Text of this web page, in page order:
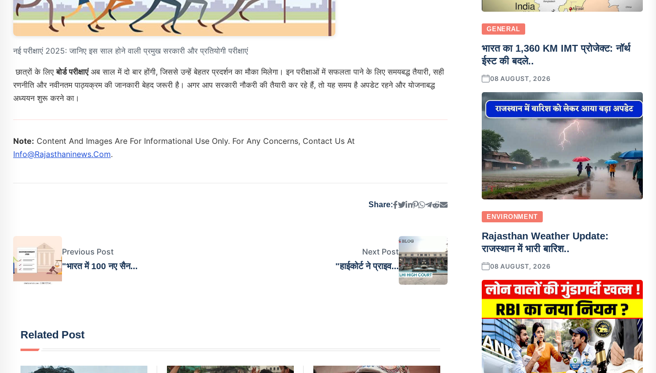
नई परीक्षाएं 2025: जानिए इस साल होने वाली प्रमुख सरकारी और प्रतियोगी परीक्षाएं
छात्रों के लिएबोर्ड परीक्षाएंअब साल में दो बार होंगी, जिससे उन्हें बेहतर प्रदर्शन का मौका मिलेगा। इन परीक्षाओं में सफलता पाने के लिए समयबद्ध तैयारी, सही
रणनीति और नवीनतम पाठ्यक्रम की जानकारी बेहद जरूरी है। अगर आप सरकारी नौकरी की तैयारी कर रहे हैं, तो यह समय है अपडेट रहने और योजनाबद्ध
अध्ययन शुरू करने का।
Note: Content And Images Are For Informational Use Only. For Any Concerns, Contact Us At
Info@rajasthaninews.com.
Share:
Previous Post
"भारत में 100 नए सैन...
Next Post
"हाईकोर्ट ने प्राइव...
Related Post
GENERAL
भारत का 1,360 KM IMT प्रोजेक्ट: नॉर्थ
ईस्ट की बदले..
08 AUGUST, 2026
ENVIRONMENT
Rajasthan Weather Update:
राजस्थान में भारी बारिश..
08 AUGUST, 2026